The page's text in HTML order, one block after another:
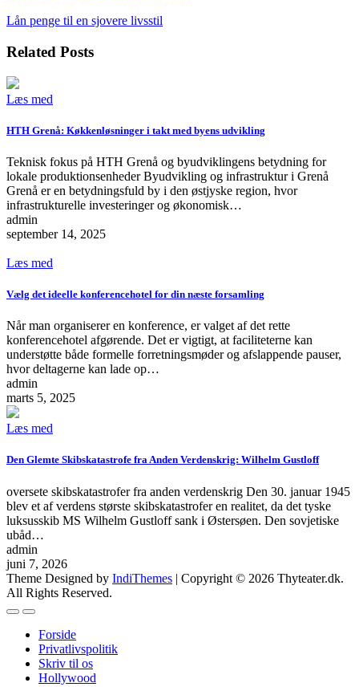
Lån penge til en sjovere livsstil
Related Posts
Læs med
HTH Grenå: Køkkenløsninger i takt med byens udvikling
Teknisk fokus på HTH Grenå og byudviklingens betydning for
lokale produktionsenheder Byudvikling og infrastruktur i Grenå
Grenå er en betydningsfuld by i den østjyske region, hvor
infrastrukturelle investeringer og økonomisk…
admin
september 14, 2025
Læs med
Vælg det ideelle konferencehotel for din næste forsamling
Når man organiserer en konference, er valget af det rette
konferencehotel afgørende. Det er vigtigt, at faciliteterne kan
understøtte både formelle forretningsmøder og afslappende pauser,
hvor deltagerne kan lade op…
admin
marts 5, 2025
Læs med
Den Glemte Skibskatastrofe fra Anden Verdenskrig: Wilhelm Gustloff
oversete skibskatastrofer fra anden verdenskrig Den 30. januar 1945
blev et af verdens største skibskatastrofer en realitet, da det tyske
luksusskib MS Wilhelm Gustloff sank i Østersøen. Den sovjetiske
ubåd…
admin
juni 7, 2026
Theme Designed by IndiThemes | Copyright © 2026 Thyteater.dk.
All Rights Reserved.
Forside
Privatlivspolitik
Skriv til os
Hollywood